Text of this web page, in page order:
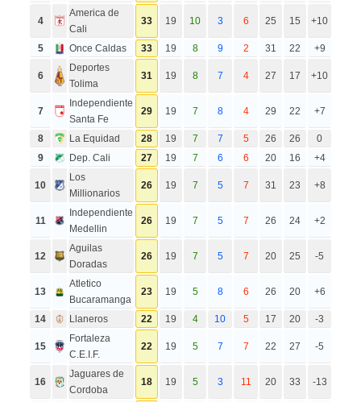
4
America de
Cali
33 19 10 3 6 25 15 +10
5 Once Caldas 33 19 8 9 2 31 22 +9
6
Deportes
Tolima
31 19 8 7 4 27 17 +10
7
Independiente
Santa Fe
29 19 7 8 4 29 22 +7
8 La Equidad 28 19 7 7 5 26 26
0
9
Dep. Cali 27 19 7 6 6 20 16 +4
10
Los
Millionarios
26 19 7 5 7 31 23 +8
11
Independiente
Medellin
26 19 7 5 7 26 24 +2
12
Aguilas
Doradas
26 19 7 5 7 20 25 -5
13
Atletico
Bucaramanga
23 19 5 8 6 26 20 +6
14 Llaneros 22 19 4 10 5 17 20 -3
15
Fortaleza
C.E.I.F.
22 19 5 7 7 22 27 -5
16
Jaguares de
Cordoba
18 19 5 3 11 20 33 -13